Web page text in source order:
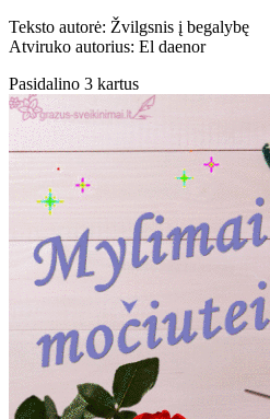
Teksto autorė: Žvilgsnis į begalybę
Atviruko autorius: El daenor
Pasidalino 3 kartus